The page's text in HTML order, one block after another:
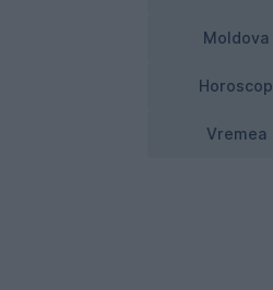
Moldova
Horoscop
Vremea